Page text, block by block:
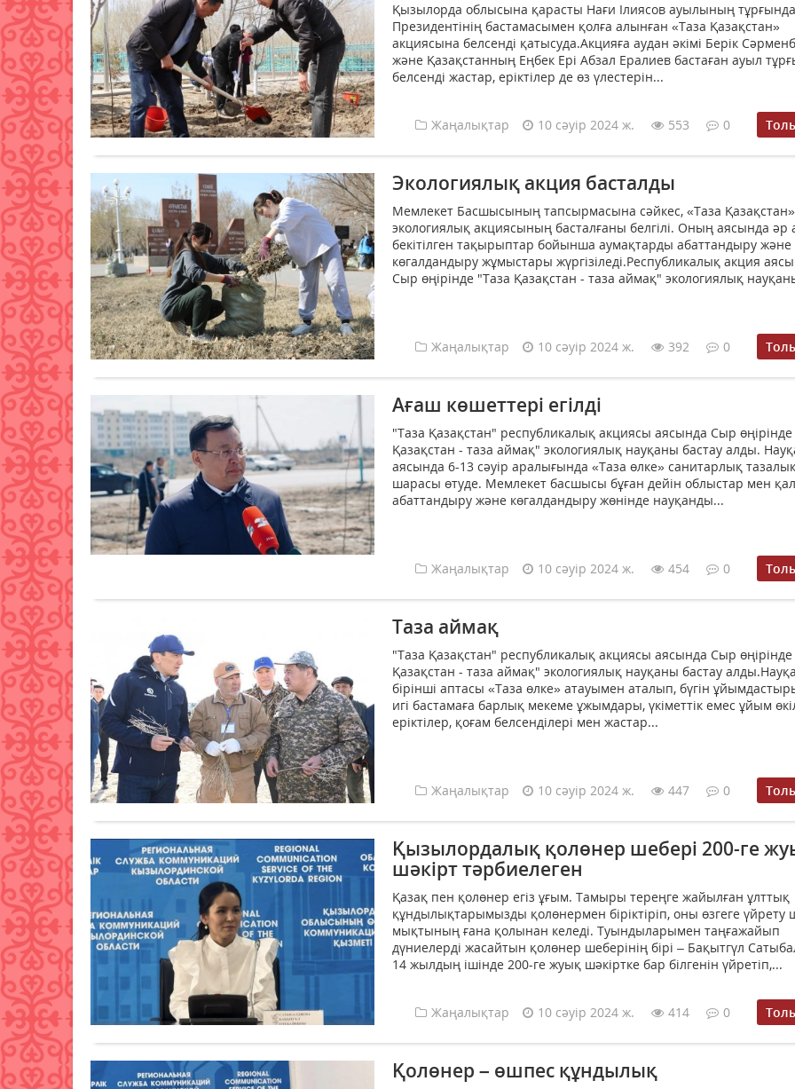
Қызылорда облысына қарасты Нағи Ілиясов ауылының
Президентінің бастамасымен қолға алынған «Таза Қазақстан»
акциясына белсенді қатысуда.Акцияға аудан әкімі Берік
және Қазақстанның Еңбек Ері Абзал Ералиев бастаған ауыл
белсенді жастар, еріктілер де өз үлестерін...
Жаңалықтар 10 сәуір 2024 ж. 553 0
Экологиялық акция басталды
Мемлекет Басшысының тапсырмасына сәйкес, «Таза Қазақстан»
экологиялық акциясының басталғаны белгілі. Оның аясында әр
бекітілген тақырыптар бойынша аумақтарды абаттандыру және
көгалдандыру жұмыстары жүргізіледі.Республикалық акция
Сыр өңірінде "Таза Қазақстан - таза аймақ" экологиялық
Жаңалықтар 10 сәуір 2024 ж. 392 0
Ағаш көшеттері егілді
"Таза Қазақстан" республикалық акциясы аясында Сыр өңірінде
Қазақстан - таза аймақ" экологиялық науқаны бастау алды.
аясында 6-13 сәуір аралығында «Таза өлке» санитарлық
шарасы өтуде. Мемлекет басшысы бұған дейін облыстар мен
абаттандыру және көгалдандыру жөнінде науқанды...
Жаңалықтар 10 сәуір 2024 ж. 454 0
Таза аймақ
"Таза Қазақстан" республикалық акциясы аясында Сыр өңірінде
Қазақстан - таза аймақ" экологиялық науқаны бастау
бірінші аптасы «Таза өлке» атауымен аталып, бүгін
игі бастамаға барлық мекеме ұжымдары, үкіметтік емес ұйым
еріктілер, қоғам белсенділері мен жастар...
Жаңалықтар 10 сәуір 2024 ж. 447 0
Қызылордалық қолөнер шебері 200-ге
шәкірт тәрбиелеген
Қазақ пен қолөнер егіз ұғым. Тамыры тереңге жайылған ұлттық
құндылықтарымызды қолөнермен біріктіріп, оны өзгеге үйрету
мықтының ғана қолынан келеді. Туындыларымен таңғажайып
дүниелерді жасайтын қолөнер шеберінің бірі – Бақытгүл
14 жылдың ішінде 200-ге жуық шәкіртке бар білгенін үйретіп,...
Жаңалықтар 10 сәуір 2024 ж. 414 0
Қолөнер – өшпес құндылық